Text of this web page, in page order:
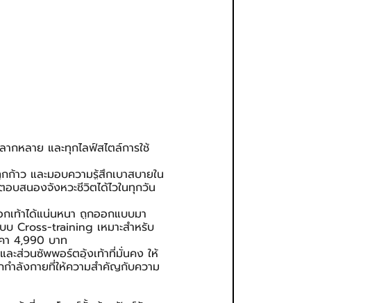
กหลาย และทุกไลฟ์สไตล์การใช้
าว และมอบความรู้สึกเบาสบายใน
บสนองจังหวะชีวิตได้ไวในทุกวัน
เท้าได้แน่นหนา ถูกออกแบบมา
บ Cross-training เหมาะสำหรับ
า 4,990 บาท
ละส่วนซัพพอร์ตอุ้งเท้าที่มั่นคง ให้
ำลังกายที่ให้ความสำคัญกับความ